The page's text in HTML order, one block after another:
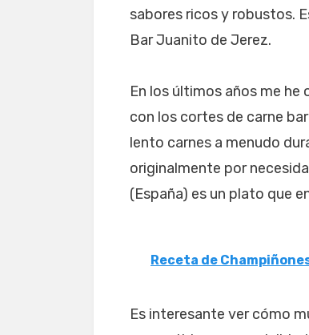
sabores ricos y robustos.
Bar Juanito de Jerez.
En los últimos años me
con los cortes de carne
lento carnes a menudo
originalmente por
(España) es un plato que
Receta de
Es interesante ver cómo